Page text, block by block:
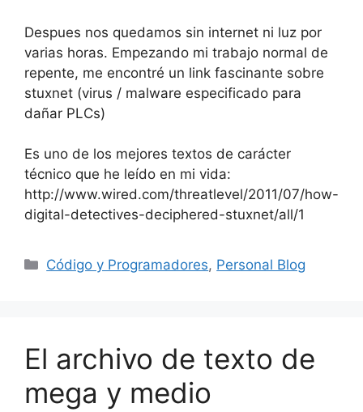
Despues nos quedamos sin internet ni luz por
varias horas. Empezando mi trabajo normal de
repente, me encontré un link fascinante sobre
stuxnet (virus / malware especificado para
dañar PLCs)
Es uno de los mejores textos de carácter
técnico que he leído en mi vida:
http://www.wired.com/threatlevel/2011/07/how-
digital-detectives-deciphered-stuxnet/all/1
Categorías
Código y Programadores, Personal Blog
El archivo de texto de
mega y medio